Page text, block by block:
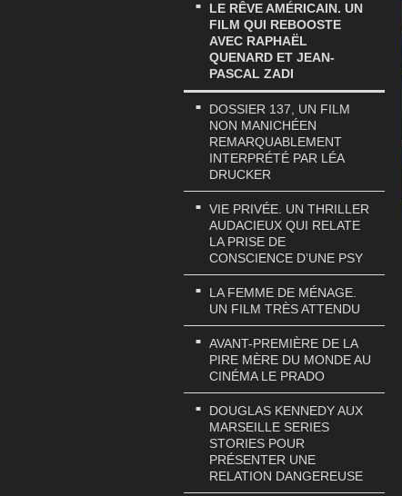
LE RÊVE AMÉRICAIN. UN
FILM QUI REBOOSTE
AVEC RAPHAËL
QUENARD ET JEAN-
PASCAL ZADI
DOSSIER 137, UN FILM
NON MANICHÉEN
REMARQUABLEMENT
INTERPRÉTÉ PAR LÉA
DRUCKER
VIE PRIVÉE. UN THRILLER
AUDACIEUX QUI RELATE
LA PRISE DE
CONSCIENCE D’UNE PSY
LA FEMME DE MÉNAGE.
UN FILM TRÈS ATTENDU
AVANT-PREMIÈRE DE LA
PIRE MÈRE DU MONDE AU
CINÉMA LE PRADO
DOUGLAS KENNEDY AUX
MARSEILLE SERIES
STORIES POUR
PRÉSENTER UNE
RELATION DANGEREUSE